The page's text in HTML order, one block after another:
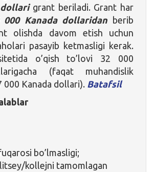
dollari grant beriladi. Grant har
000 Kanada dollaridan berib
olishda davom etish uchun
pasayib ketmasligi kerak.
o’qish to’lovi 32 000
(faqat muhandislik
Kanada dollari). Batafsil
bo’lmasligi;
kollejni tamomlagan